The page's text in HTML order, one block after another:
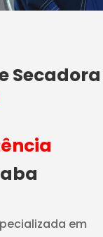
Secadora
em